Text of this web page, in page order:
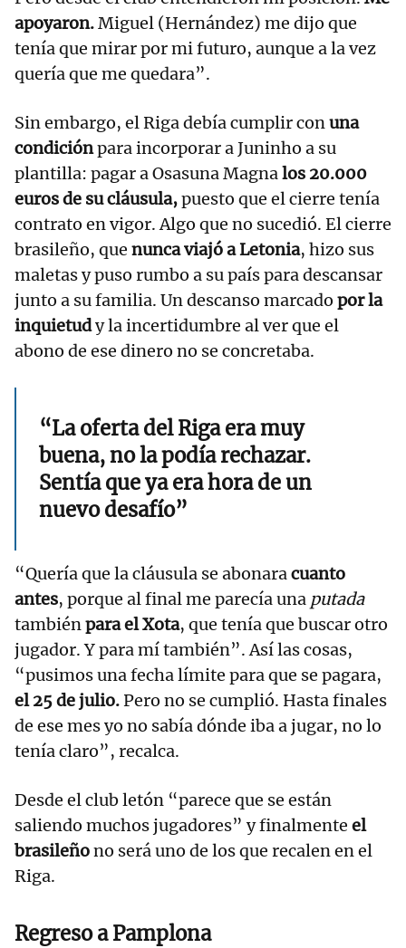
apoyaron.Miguel (Hernández) me dijo que
tenía que mirar por mi futuro, aunque a la vez
quería que me quedara”.
Sin embargo, el Riga debía cumplir conuna
condiciónpara incorporar a Juninho a su
plantilla: pagar a Osasuna Magnalos 20.000
euros de su cláusula,puesto que el cierre tenía
contrato en vigor. Algo que no sucedió. El cierre
brasileño, que nunca viajó a Letonia, hizo sus
maletas y puso rumbo a su país para descansar
junto a su familia. Un descanso marcado por la
inquietudy la incertidumbre al ver que el
abono de ese dinero no se concretaba.
“La oferta del Riga era muy
buena, no la podía rechazar.
Sentía que ya era hora de un
nuevo desafío”
“Quería que la cláusula se abonaracuanto
antes, porque al final me parecía una putada
tambiénpara el Xota, que tenía que buscar otro
jugador. Y para mí también”. Así las cosas,
“pusimos una fecha límite para que se pagara,
el 25 de julio.Pero no se cumplió. Hasta finales
de ese mes yo no sabía dónde iba a jugar, no lo
tenía claro”, recalca.
Desde el club letón “parece que se están
saliendo muchos jugadores” y finalmente el
brasileñono será uno de los que recalen en el
Riga.
Regreso a Pamplona